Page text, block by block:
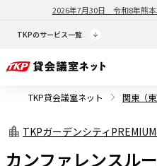
2026年7月30日 令和8年熊
TKPのサービス一覧
TKP貸会議室ネット
関東（東
TKPガーデンシティ
カンファレンスル